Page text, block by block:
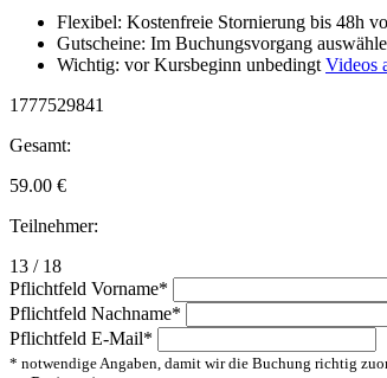
Flexibel: Kostenfreie Stornierung bis 48h
Gutscheine: Im Buchungsvorgang
Wichtig: vor Kursbeginn unbedingtVideos
1777529841
Gesamt:
59.00 €
Teilnehmer:
13 / 18
Pflichtfeld Vorname*
Pflichtfeld Nachname*
Pflichtfeld E-Mail*
* notwendige Angaben, damit wir die Buchung richtig